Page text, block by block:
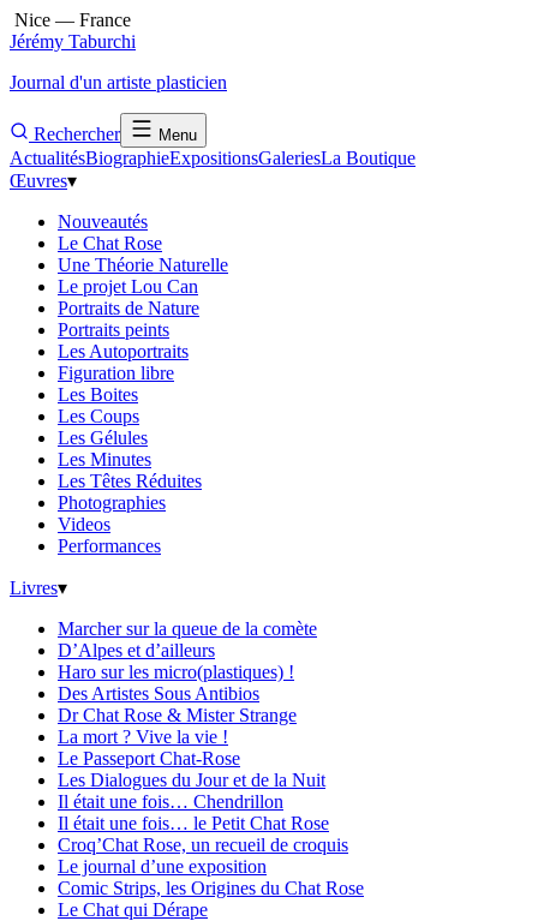
Nice — France
Jérémy Taburchi
Journal d'un artiste plasticien
Rechercher Menu
ActualitésBiographieExpositionsGaleriesLa Boutique
Œuvres▾
Nouveautés
Le Chat Rose
Une Théorie Naturelle
Le projet Lou Can
Portraits de Nature
Portraits peints
Les Autoportraits
Figuration libre
Les Boites
Les Coups
Les Gélules
Les Minutes
Les Têtes Réduites
Photographies
Videos
Performances
Livres▾
Marcher sur la queue de la comète
D’Alpes et d’ailleurs
Haro sur les micro(plastiques) !
Des Artistes Sous Antibios
Dr Chat Rose & Mister Strange
La mort ? Vive la vie !
Le Passeport Chat-Rose
Les Dialogues du Jour et de la Nuit
Il était une fois… Chendrillon
Il était une fois… le Petit Chat Rose
Croq’Chat Rose, un recueil de croquis
Le journal d’une exposition
Comic Strips, les Origines du Chat Rose
Le Chat qui Dérape